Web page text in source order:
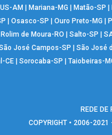
AM | Mariana-MG | Matão-SP |
| Osasco-SP | Ouro Preto-MG |
Rolim de Moura-RO | Salto-SP |
José Campos-SP | São José
CE| Sorocaba-SP | Taiobeiras-
REDE
COPYRIGHT • 2006-2021